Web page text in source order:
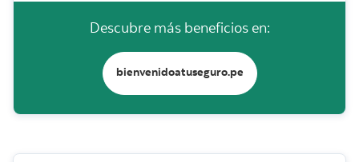
Descubre más beneficios en:
bienvenidoatuseguro.pe